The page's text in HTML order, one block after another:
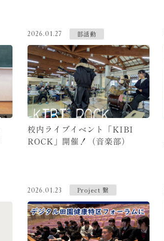
2026.01.27 部活動
校内ライブイベント「KIBI
ROCK」開催！（音楽部）
2026.01.23 Project 繋